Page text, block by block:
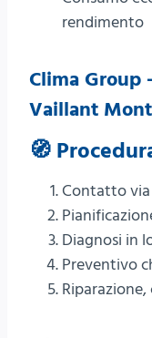
rendimento
Clima Group
Vaillant
🧭
Contatto
Diagnosi in
Preventivo